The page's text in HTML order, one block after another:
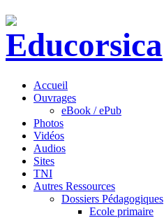
Accueil
Ouvrages
eBook / ePub
Photos
Vidéos
Audios
Sites
TNI
Autres Ressources
Dossiers Pédagogiques
Ecole primaire